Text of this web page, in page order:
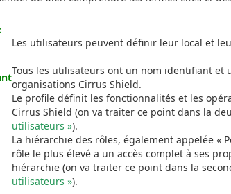
Les utilisateurs peuvent définir leur local et
Tous les utilisateurs ont un nom identifiant et
organisations Cirrus Shield.
Le profile définit les fonctionnalités et les
Cirrus Shield (on va traiter ce point dans la
utilisateurs »).
La hiérarchie des rôles, également appelée «
rôle le plus élevé a un accès complet à ses
hiérarchie (on va traiter ce point dans la
utilisateurs »).